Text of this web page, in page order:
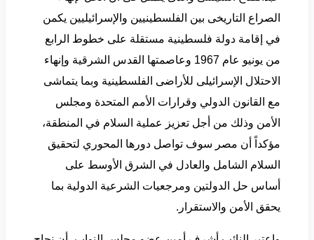
الصراع التاريخى بين الفلسطينيين والإسرائيليين يكمن
في إقامة دولة فلسطينية مستقلة على خطوط الرابع
من يونيو عام 1967 وعاصمتها القدس الشرقية وإنهاء
الاحتلال الإسرائيلى للأراضى الفلسطينية وبما يتماشى
مع القانون الدولي وقرارات الأمم المتحدة ومجلس
الأمن وذلك من أجل تعزيز عملية السلام في المنطقة،
مؤكداً أن مصر سوف تواصل دورها المحوري لتحقيق
السلام الشامل والعادل في الشرق الأوسط على
أساس حل الدولتين ومرجعيات الشرعية الدولية بما
يحقق الأمن والاستقرار.